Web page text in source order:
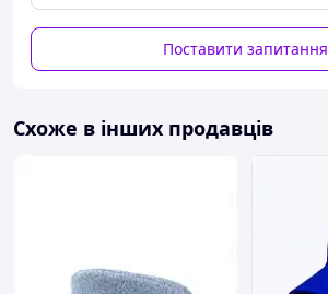
Поставити запитання
Схоже в інших продавців